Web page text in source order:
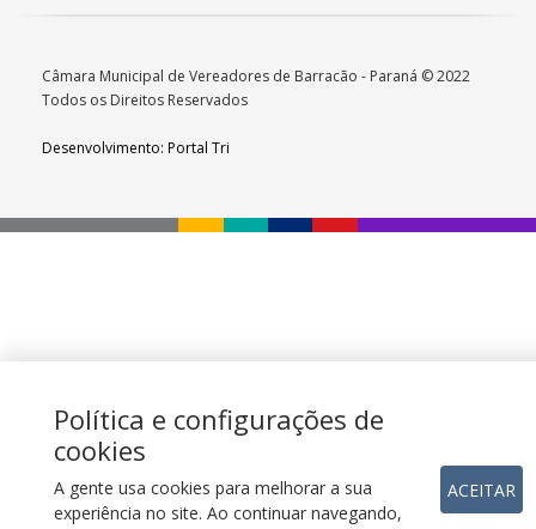
Câmara Municipal de Vereadores de Barracão - Paraná © 2022
Todos os Direitos Reservados
Desenvolvimento: Portal Tri
Política e configurações de
cookies
A gente usa cookies para melhorar a sua
experiência no site. Ao continuar navegando,
ACEITAR